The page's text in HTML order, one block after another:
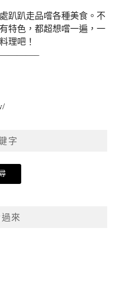
趴趴走品嚐各種美食。不
特色，都超想嚐一遍，一
理吧！
字
來